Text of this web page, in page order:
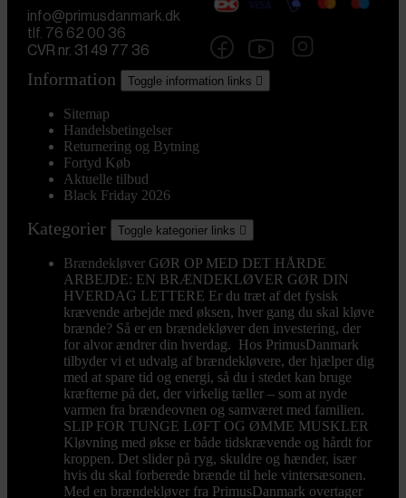
info@primusdanmark.dk
tlf. 76 62 00 36
CVR nr. 31 49 77 36
Information Toggle information links 
Sitemap
Handelsbetingelser
Returnering og Bytning
Fortyd Køb
Aktuelle tilbud
Black Friday 2026
Kategorier Toggle kategorier links 
Brændekløver GØR OP MED DET HÅRDE
ARBEJDE: EN BRÆNDEKLØVER GØR DIN
HVERDAG LETTERE Er du træt af det fysisk
krævende arbejde med øksen, hver gang du skal kløve
brænde? Så er en brændekløver den investering, der
for alvor ændrer din hverdag. Hos PrimusDanmark
tilbyder vi et udvalg af brændekløvere, der hjælper dig
med at spare tid og energi, så du i stedet kan bruge
kræfterne på det, der virkelig tæller – som at nyde
varmen fra brændeovnen og samværet med familien.
SLIP FOR TUNGE LØFT OG ØMME MUSKLER
Kløvning med økse er både tidskrævende og hårdt for
kroppen. Det slider på ryg, skuldre og hænder, især
hvis du skal forberede brænde til hele vintersæsonen.
Med en brændekløver fra PrimusDanmark overtager